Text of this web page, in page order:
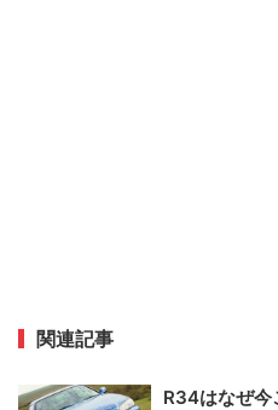
関連記事
R34はなぜ今